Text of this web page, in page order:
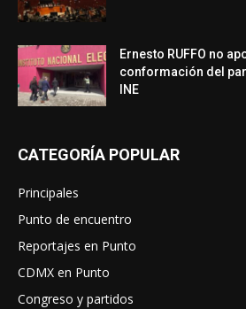
Ernesto RUFFO no
conformación del
INE
CATEGORÍA POPULAR
Principales
Punto de encuentro
Reportajes en Punto
CDMX en Punto
Congreso y partidos